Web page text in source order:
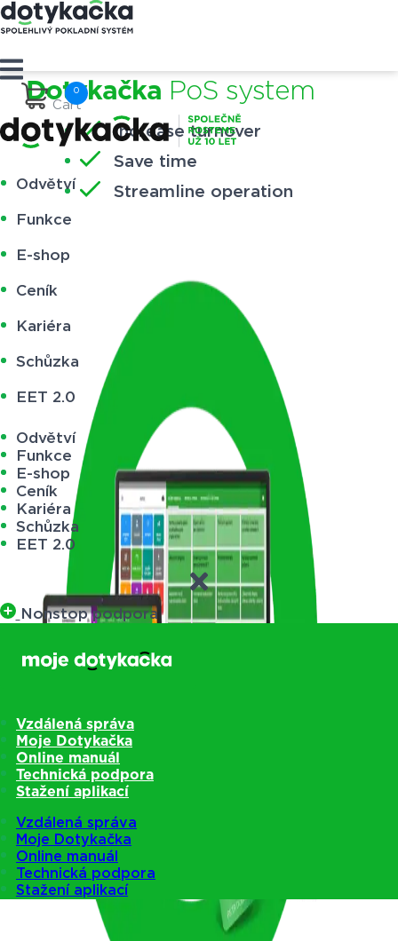
Cart
Odvětví
Funkce
E-shop
Ceník
Kariéra
Schůzka
EET 2.0
Odvětví
Funkce
E-shop
Ceník
Kariéra
Schůzka
EET 2.0
Nonstop podpora
Vzdálená správa
Moje Dotykačka
Online manuál
Technická podpora
Stažení aplikací
Vzdálená správa
Moje Dotykačka
Online manuál
Technická podpora
Stažení aplikací
Dotykačka PoS system
Increase turnover
Save time
Streamline operation